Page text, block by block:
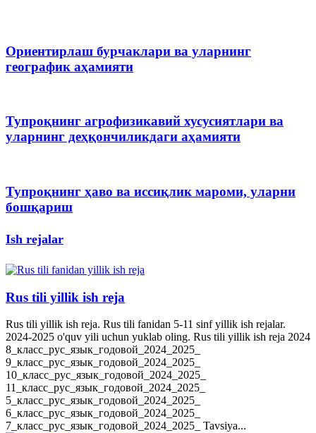
Ориентирлаш бурчаклари ва уларнинг
географик аҳамияти
Тупроқнинг агрофизикавий хусусиятлари ва
уларнинг деҳқончиликдаги аҳамияти
Тупроқнинг ҳаво ва иссиқлик мароми, уларни
бошқариш
Ish rejalar
Rus tili yillik ish reja
Rus tili yillik ish reja. Rus tili fanidan 5-11 sinf yillik ish rejalar.
2024-2025 o'quv yili uchun yuklab oling. Rus tili yillik ish reja 2024
8_класс_рус_язык_годовой_2024_2025_
9_класс_рус_язык_годовой_2024_2025_
10_класс_рус_язык_годовой_2024_2025_
11_класс_рус_язык_годовой_2024_2025_
5_класс_рус_язык_годовой_2024_2025_
6_класс_рус_язык_годовой_2024_2025_
7_класс_рус_язык_годовой_2024_2025_ Tavsiya...